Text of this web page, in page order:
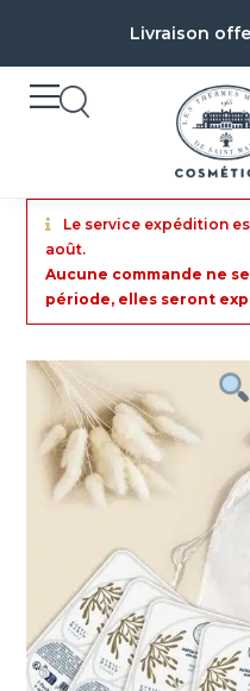
Livraison
Le service expédition
août.
Aucune commande ne
période, elles seront